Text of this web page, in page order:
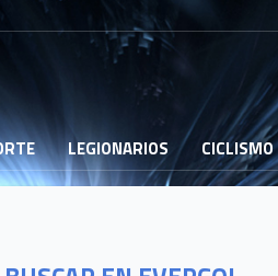
LEGIONARIOS CICLISMO